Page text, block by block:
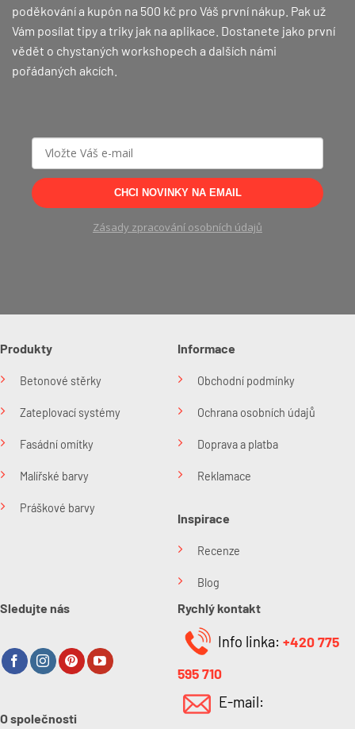
poděkování a kupón na 500 kč pro Váš první nákup. Pak už
Vám posílat tipy a triky jak na aplikace. Dostanete jako první
vědět o chystaných workshopech a dalších námi
pořádaných akcích.
CHCI NOVINKY NA EMAIL
Zásady zpracování osobních údajů
Produkty
Betonové stěrky
Zateplovací systémy
Fasádní omítky
Malířské barvy
Práškové barvy
Informace
Obchodní podmínky
Ochrana osobních údajů
Doprava a platba
Reklamace
Inspirace
Recenze
Blog
Sledujte nás
O společnosti
Rychlý kontakt
Info linka: +420 775
595 710
E-mail: